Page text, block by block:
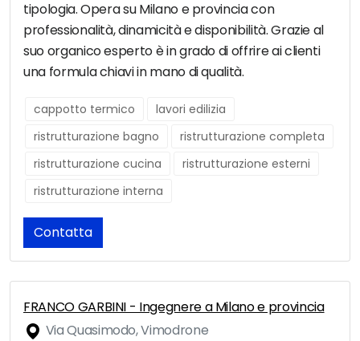
tipologia. Opera su Milano e provincia con
professionalità, dinamicità e disponibilità. Grazie al
suo organico esperto è in grado di offrire ai clienti
una formula chiavi in mano di qualità.
cappotto termico
lavori edilizia
ristrutturazione bagno
ristrutturazione completa
ristrutturazione cucina
ristrutturazione esterni
ristrutturazione interna
Contatta
FRANCO GARBINI - Ingegnere a Milano e provincia
Via Quasimodo, Vimodrone